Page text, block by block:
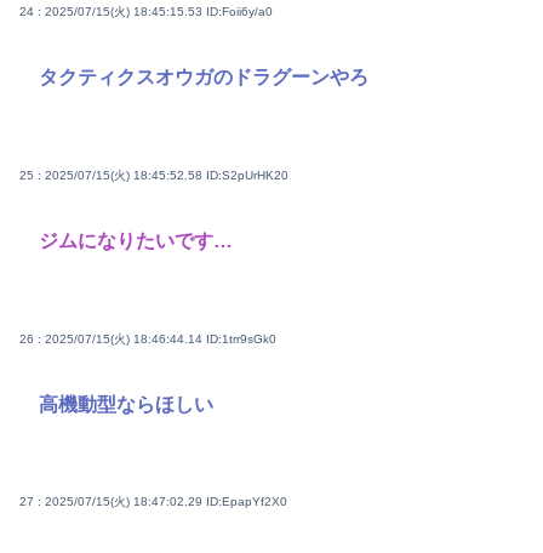
24 : 2025/07/15(火) 18:45:15.53 ID:Foii6y/a0
タクティクスオウガのドラグーンやろ
25 : 2025/07/15(火) 18:45:52.58 ID:S2pUrHK20
ジムになりたいです…
26 : 2025/07/15(火) 18:46:44.14 ID:1trr9sGk0
高機動型ならほしい
27 : 2025/07/15(火) 18:47:02.29 ID:EpapYf2X0